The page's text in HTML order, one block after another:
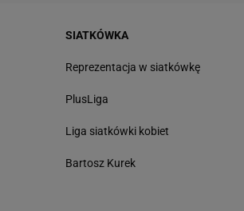
SIATKÓWKA
Reprezentacja w siatkówkę
PlusLiga
Liga siatkówki kobiet
Bartosz Kurek